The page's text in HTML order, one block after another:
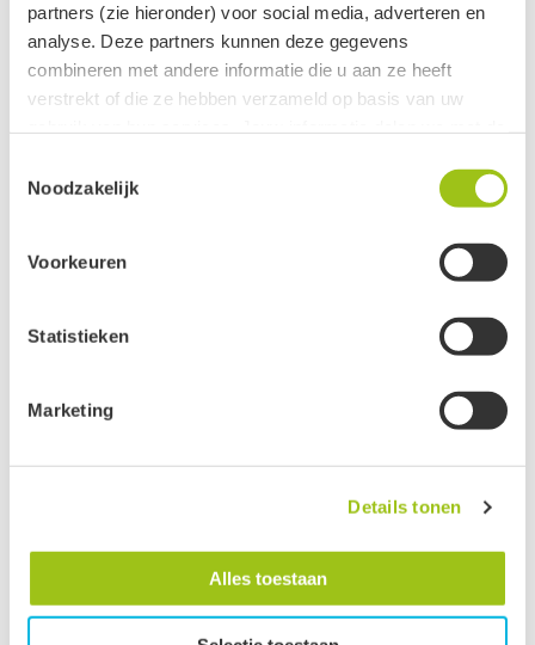
partners (zie hieronder) voor social media, adverteren en
analyse. Deze partners kunnen deze gegevens
combineren met andere informatie die u aan ze heeft
verstrekt of die ze hebben verzameld op basis van uw
Clerk
Je kunt jouw toestemming ten alle tijden intrekken via de
Noodzakelijk
Voorkeuren
Statistieken
Marketing
Details tonen
Alles toestaan